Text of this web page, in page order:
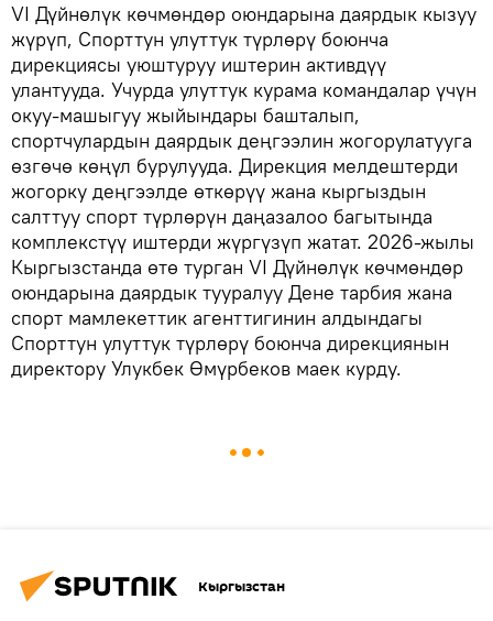
VI Дүйнөлүк көчмөндөр оюндарына даярдык кызуу
жүрүп, Спорттун улуттук түрлөрү боюнча
дирекциясы уюштуруу иштерин активдүү
улантууда. Учурда улуттук курама командалар үчүн
окуу-машыгуу жыйындары башталып,
спортчулардын даярдык деңгээлин жогорулатууга
өзгөчө көңүл бурулууда. Дирекция мелдештерди
жогорку деңгээлде өткөрүү жана кыргыздын
салттуу спорт түрлөрүн даңазалоо багытында
комплекстүү иштерди жүргүзүп жатат. 2026-жылы
Кыргызстанда өтө турган VI Дүйнөлүк көчмөндөр
оюндарына даярдык тууралуу Дене тарбия жана
спорт мамлекеттик агенттигинин алдындагы
Спорттун улуттук түрлөрү боюнча дирекциянын
директору Улукбек Өмүрбеков маек курду.
Кыргызстан